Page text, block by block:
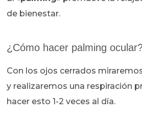
de bienestar.
¿Cómo hacer palming
Con los ojos cerrados
y realizaremos una respiración
hacer esto 1-2 veces al día.